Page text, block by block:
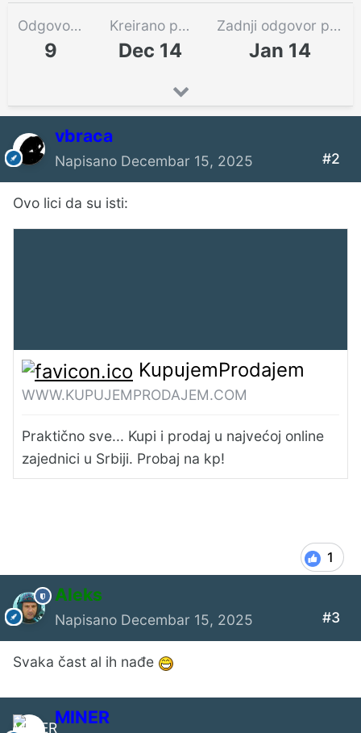
Odgovora
9
Kreirano pre
Dec 14
Zadnji odgovor pre
Jan 14
vbraca
Napisano Decembar 15, 2025 #2
Ovo lici da su isti:
KupujemProdajem
WWW.KUPUJEMPRODAJEM.COM
Praktično sve... Kupi i prodaj u najvećoj online
zajednici u Srbiji. Probaj na kp!
1
Aleks
Napisano Decembar 15, 2025 #3
Svaka čast al ih nađe
MINER